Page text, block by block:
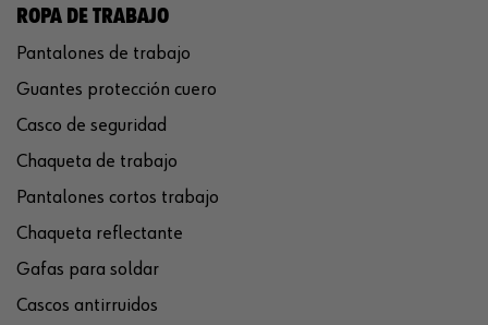
ROPA DE TRABAJO
Pantalones de trabajo
Guantes protección cuero
Casco de seguridad
Chaqueta de trabajo
Pantalones cortos trabajo
Chaqueta reflectante
Gafas para soldar
Cascos antirruidos